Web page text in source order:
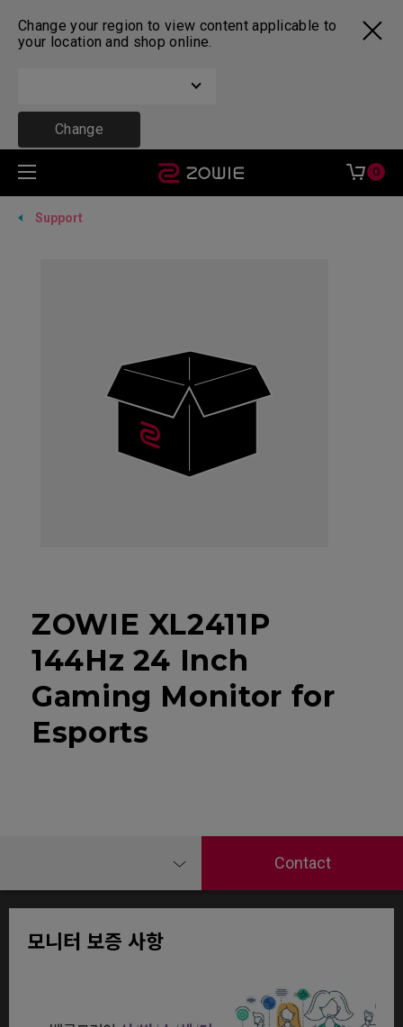
Change your region to view content applicable to
your location and shop online.
Change
0
Support
ZOWIE XL2411P
144Hz 24 Inch
Gaming Monitor for
Esports
Contact
모니터 보증 사항